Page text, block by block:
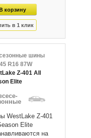
шины
R16 87W
Z-401 All
Elite
WestLake Z-401
Elite
на